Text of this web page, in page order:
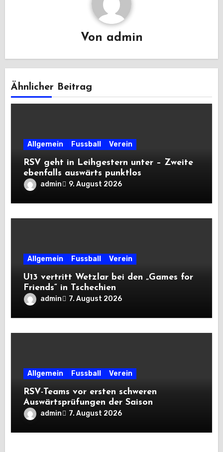
Von admin
Ähnlicher Beitrag
Allgemein Fussball Verein
RSV geht in Leihgestern unter – Zweite
ebenfalls auswärts punktlos
admin 9. August 2026
Allgemein Fussball Verein
U13 vertritt Wetzlar bei den „Games for
Friends“ in Tschechien
admin 7. August 2026
Allgemein Fussball Verein
RSV-Teams vor ersten schweren
Auswärtsprüfungen der Saison
admin 7. August 2026